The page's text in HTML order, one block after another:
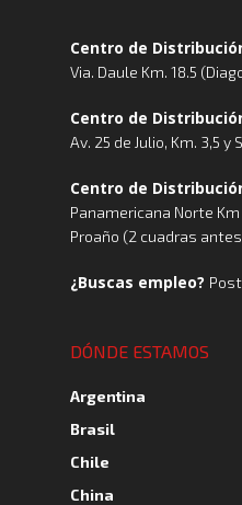
Centro de
Via. Daule Km. 18.5
Centro de
Av. 25 de Julio, Km. 3,5
Centro de
Panamericana Norte
Proaño (2 cuadras
¿Buscas empleo?
DÓNDE ESTAMOS
Argentina
Brasil
Chile
China